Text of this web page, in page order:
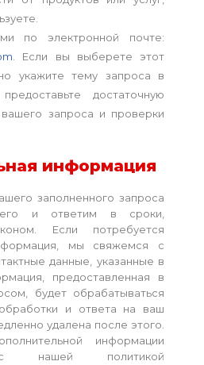
по электронной почте:
. Если вы выберете этот
укажите тему запроса в
достаточную
запроса и проверки
информация
заполненного запроса
и ответим в сроки,
Если потребуется
мы свяжемся с
данные, указанные в
предоставленная в
будет обрабатываться
и ответа на ваш
удалена после этого.
информации
с нашей политикой